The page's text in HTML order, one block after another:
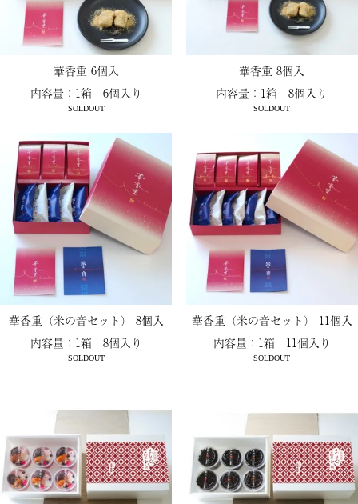
華香重 6個入
内容量：1箱 6個入り
SOLDOUT
華香重 8個入
内容量：1箱 8個入り
SOLDOUT
華香重（米の音セット） 8個入
内容量：1箱 8個入り
SOLDOUT
華香重（米の音セット） 11個入
内容量：1箱 11個入り
SOLDOUT